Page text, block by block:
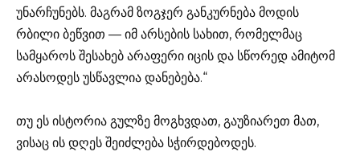
უნარჩუნებს. მაგრამ ზოგჯერ განკურნება მოდის
რბილი ბეწვით — იმ არსების სახით, რომელმაც
სამყაროს შესახებ არაფერი იცის და სწორედ ამიტომ
არასოდეს უსწავლია დანებება.“
თუ ეს ისტორია გულზე მოგხვდათ, გაუზიარეთ მათ,
ვისაც ის დღეს შეიძლება სჭირდებოდეს.